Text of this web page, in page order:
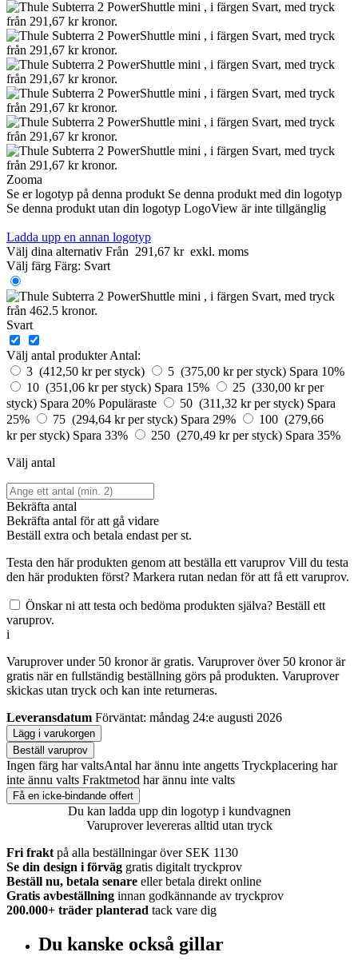
Zooma
Se er logotyp på denna produkt Se denna produkt med din logotyp
Se denna produkt utan din logotyp LogoView är inte tillgänglig
Ladda upp en annan logotyp
Välj dina alternativ Från 291,67 kr exkl. moms
Välj färg Färg: Svart
Svart
Välj antal produkter Antal:
3 (412,50 kr per styck)
5 (375,00 kr per styck) Spara 10%
10 (351,06 kr per styck) Spara 15%
25 (330,00 kr per
styck) Spara 20% Populäraste 50 (311,32 kr per styck) Spara
25%
75 (294,64 kr per styck) Spara 29%
100 (279,66
kr per styck) Spara 33% 250 (270,49 kr per styck) Spara 35%
Välj antal
Bekräfta antal
Bekräfta antal för att gå vidare
Beställ extra och betala endast per st.
Testa den här produkten genom att beställa ett varuprov Vill du testa
den här produkten först? Markera rutan nedan för att få ett varuprov.
Önskar ni att testa och bedöma produkten själva? Beställ ett
varuprov.
i
Varuprover under 50 kronor är gratis. Varuprover över 50 kronor är
gratis när en fullständig beställning görs på produkten. Varuprover
skickas utan tryck och kan inte returneras.
Leveransdatum Förväntat: måndag 24:e augusti 2026
Lägg i varukorgen
Beställ varuprov
Ingen färg har valtsAntal har ännu inte angetts Tryckplacering har
inte ännu valts Fraktmetod har ännu inte valts
Få en icke-bindande offert
Du kan ladda upp din logotyp i kundvagnen
Varuprover levereras alltid utan tryck
Fri frakt på alla beställningar över SEK 1130
Se din design i förväg gratis digitalt tryckprov
Beställ nu, betala senare eller betala direkt online
Gratis avbeställning innan godkännande av tryckprov
200.000+ träder planterad tack vare dig
Du kanske också gillar